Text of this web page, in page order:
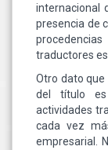
internacional
presencia de
traductores
Otro dato
del título
actividades
cada vez
empresarial.